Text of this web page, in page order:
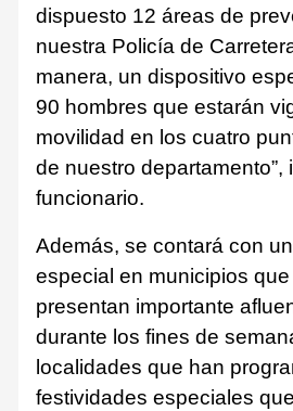
dispuesto 12 áreas de
nuestra Policía de
manera, un dispositivo
90 hombres que estarán
movilidad en los cuatro
de nuestro departamento”,
funcionario.
Además, se contará con
especial en municipios
presentan importante
durante los fines de
localidades que han
festividades especiales